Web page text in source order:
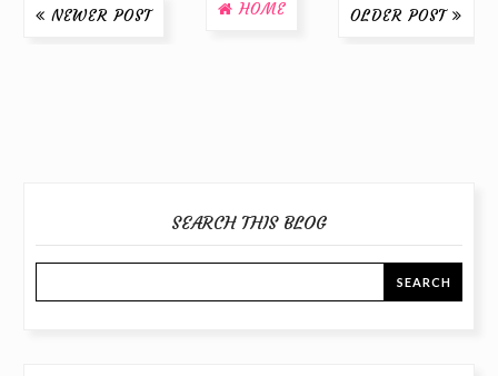
NEWER POST OLDER POST
HOME
SEARCH THIS BLOG